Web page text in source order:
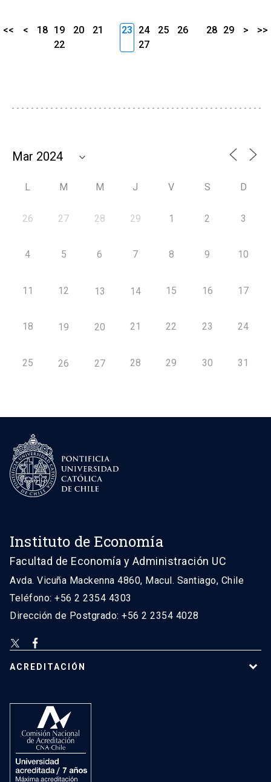
<< < 18 19 20
21
22
23 24 25
26
27
28 29 > >>
L M M J V S D
26 27 28 29 1 2 3
4 5 6 7 8 9 10
11 12 13 14 15 16 17
18 19 20 21 22 23 24
25 26 27 28 29 30 31
Instituto de Economía
Facultad de Economía y Administración UC
Avda. Vicuña Mackenna 4860, Macul. Santiago, Chile
Teléfono: +56 2 2354 4303
Dirección de Postgrado: +56 2 2354 4028
ACREDITACIÓN